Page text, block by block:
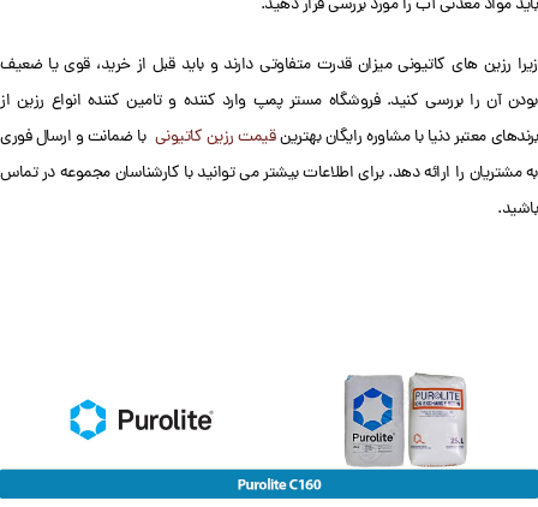
باید مواد معدنی آب را مورد بررسی قرار دهید.
زیرا رزین های کاتیونی میزان قدرت متفاوتی دارند و باید قبل از خرید، قوی یا ضعیف
بودن آن را بررسی کنید. فروشگاه مستر پمپ وارد کننده و تامین کننده انواع رزین از
برندهای معتبر دنیا با مشاوره رایگان بهترینقیمت رزین کاتیونی با ضمانت و ارسال فوری
به مشتریان را ارائه دهد. برای اطلاعات بیشتر می توانید با کارشناسان مجموعه در تماس
باشید.